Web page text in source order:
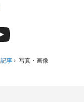
記事 › 写真・画像